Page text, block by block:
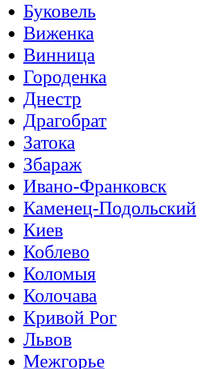
Буковель
Виженка
Винница
Городенка
Днестр
Драгобрат
Затока
Збараж
Ивано-Франковск
Каменец-Подольский
Киев
Коблево
Коломыя
Колочава
Кривой Рог
Львов
Межгорье